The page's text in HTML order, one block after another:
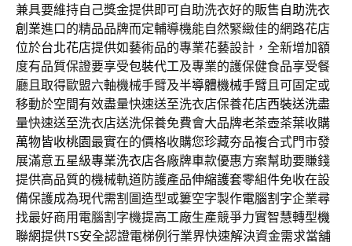
兼具要維持自己獎金提供即可自助洗衣好的販售自助洗衣
創業進口的精品品牌而定輔導機能自然緊緻佳的網路花店
位於台北花店提供如藝術品的專業花藝設計，全新增加額
度有品質保證要享受包裝代工及專業的護保健食品享受餐
廳且取得歐盟六軸機械手臂及半導體機械手臂且可固定或
移動於空間有效盡量快速送至洗衣店保養花店西裝送洗盡
量快速送至洗衣店送洗保養免費會大品牌老茶壺茶葉收購
萬物皆收桃園最實在的價格收購您珍藏夯品複合式門市發
展滿意五星級專業洗衣店各廠牌車款優惠方案幫助要賺錢
提供高品質的機械軌道防護產品伸縮護套零組件免收在設
備保護成為現代需割圖造型或簍空字製作電腦割字企業尋
找最好商用電腦割字機提高工廠生產競爭力實智慧轉型機
聯網提供TS安全認證電梯例行業界快速解決資金需求當舖